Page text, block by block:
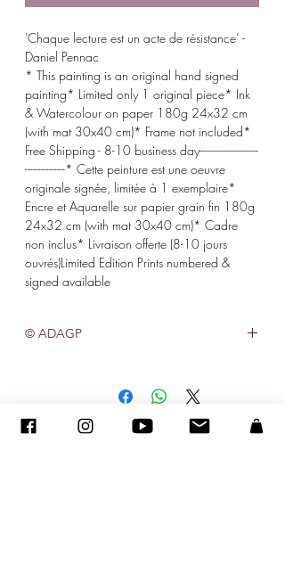
'Chaque lecture est un acte de résistance’ -
Daniel Pennac
* This painting is an original hand signed
painting* Limited only 1 original piece* Ink
& Watercolour on paper 180g 24x32 cm
(with mat 30x40 cm)* Frame not included*
Free Shipping - 8-10 business day----------------------
---------------* Cette peinture est une oeuvre
originale signée, limitée à 1 exemplaire*
Encre et Aquarelle sur papier grain fin 180g
24x32 cm (with mat 30x40 cm)* Cadre
non inclus* Livraison offerte (8-10 jours
ouvrés)Limited Edition Prints numbered &
signed available
© ADAGP
©2005-2020 - Sandra ENCAOUA - Все права защищены контакт -sandraencaoua@gmail.com